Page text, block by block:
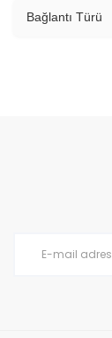
Bağlantı Türü